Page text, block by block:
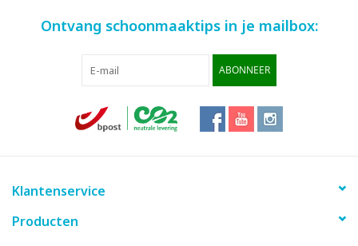
Ontvang schoonmaaktips in je mailbox:
ABONNEER
Klantenservice
Producten